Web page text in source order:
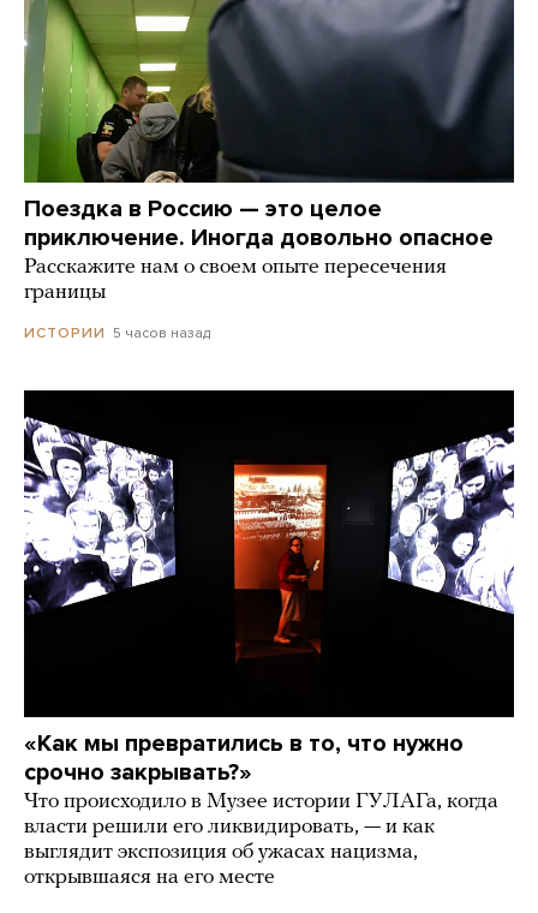
Поездка в Россию — это целое
приключение. Иногда довольно опасное
Расскажите нам о своем опыте пересечения
границы
ИСТОРИИ 5 часов назад
«Как мы превратились в то, что нужно
срочно закрывать?»
Что происходило в Музее истории ГУЛАГа, когда
власти решили его ликвидировать, — и как
выглядит экспозиция об ужасах нацизма,
открывшаяся на его месте